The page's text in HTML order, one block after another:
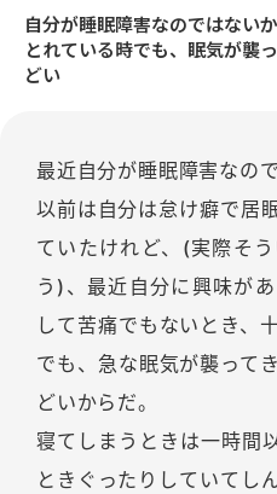
自分が睡眠障害なのではない
とれている時でも、眠気が襲
どい
最近自分が睡眠障害なの
以前は自分は怠け癖で居
ていたけれど、(実際そ
う)、最近自分に興味が
して苦痛でもないとき、
でも、急な眠気が襲って
どいからだ。
寝てしまうときは一時間
ときぐったりしていてし